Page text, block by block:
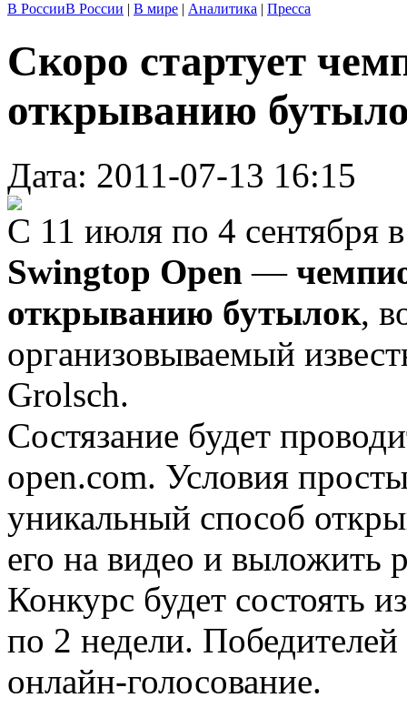
В РоссииВ России | В мире | Аналитика | Пресса
Скоро стартует
открыванию
Дата: 2011-07-13 16:15
С 11 июля по 4 сентября
Swingtop Open—
открыванию бутылок,
организовываемый
Grolsch.
Состязание будет
open.com. Условия
уникальный способ
его на видео и выложить
Конкурс будет состоять
по 2 недели.
онлайн-голосование.